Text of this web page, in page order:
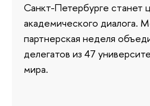
Санкт-Петербурге станет
академического диалога.
партнерская неделя
делегатов из 47
мира.